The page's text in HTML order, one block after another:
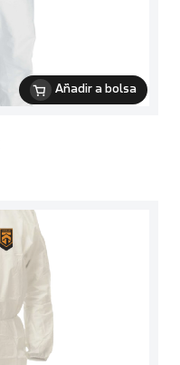
Añadir a bolsa